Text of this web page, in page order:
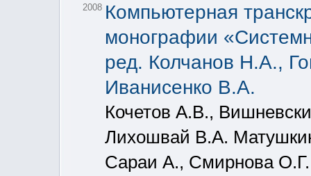
2008 Компьютерная
монографии
ред. Колчанов Н.А.,
Иванисенко В.А.
Кочетов А.В.,
Лихошвай В.А.
Сараи А., Смирнова